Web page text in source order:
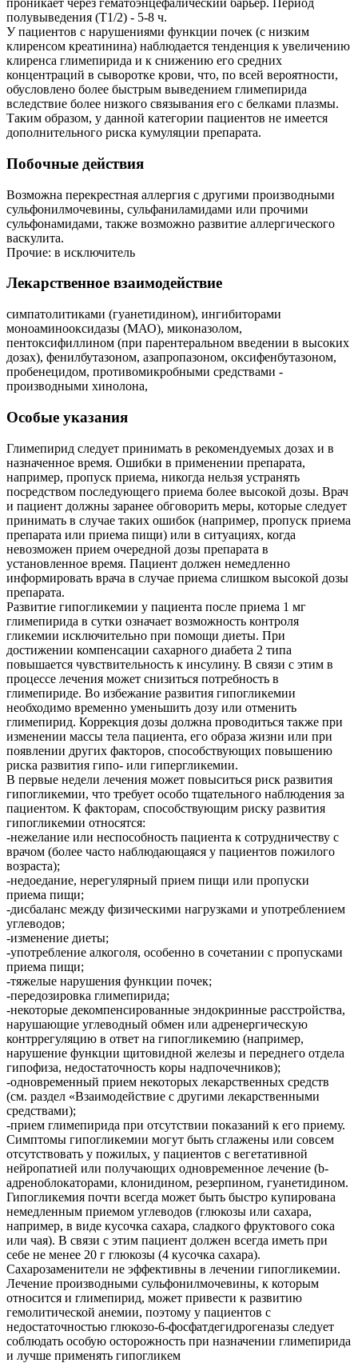
проникает через гематоэнцефалический барьер. Период
полувыведения (Т1/2) - 5-8 ч.
У пациентов с нарушениями функции почек (с низким
клиренсом креатинина) наблюдается тенденция к увеличению
клиренса глимепирида и к снижению его средних
концентраций в сыворотке крови, что, по всей вероятности,
обусловлено более быстрым выведением глимепирида
вследствие более низкого связывания его с белками плазмы.
Таким образом, у данной категории пациентов не имеется
дополнительного риска кумуляции препарата.
Побочные действия
Возможна перекрестная аллергия с другими производными
сульфонилмочевины, сульфаниламидами или прочими
сульфонамидами, также возможно развитие аллергического
васкулита.
Прочие: в исключитель
Лекарственное взаимодействие
симпатолитиками (гуанетидином), ингибиторами
моноаминооксидазы (МАО), миконазолом,
пентоксифиллином (при парентеральном введении в высоких
дозах), фенилбутазоном, азапропазоном, оксифенбутазоном,
пробенецидом, противомикробными средствами -
производными хинолона,
Особые указания
Глимепирид следует принимать в рекомендуемых дозах и в
назначенное время. Ошибки в применении препарата,
например, пропуск приема, никогда нельзя устранять
посредством последующего приема более высокой дозы. Врач
и пациент должны заранее обговорить меры, которые следует
принимать в случае таких ошибок (например, пропуск приема
препарата или приема пищи) или в ситуациях, когда
невозможен прием очередной дозы препарата в
установленное время. Пациент должен немедленно
информировать врача в случае приема слишком высокой дозы
препарата.
Развитие гипогликемии у пациента после приема 1 мг
глимепирида в сутки означает возможность контроля
гликемии исключительно при помощи диеты. При
достижении компенсации сахарного диабета 2 типа
повышается чувствительность к инсулину. В связи с этим в
процессе лечения может снизиться потребность в
глимепириде. Во избежание развития гипогликемии
необходимо временно уменьшить дозу или отменить
глимепирид. Коррекция дозы должна проводиться также при
изменении массы тела пациента, его образа жизни или при
появлении других факторов, способствующих повышению
риска развития гипо- или гипергликемии.
В первые недели лечения может повыситься риск развития
гипогликемии, что требует особо тщательного наблюдения за
пациентом. К факторам, способствующим риску развития
гипогликемии относятся:
-нежелание или неспособность пациента к сотрудничеству с
врачом (более часто наблюдающаяся у пациентов пожилого
возраста);
-недоедание, нерегулярный прием пищи или пропуски
приема пищи;
-дисбаланс между физическими нагрузками и употреблением
углеводов;
-изменение диеты;
-употребление алкоголя, особенно в сочетании с пропусками
приема пищи;
-тяжелые нарушения функции почек;
-передозировка глимепирида;
-некоторые декомпенсированные эндокринные расстройства,
нарушающие углеводный обмен или адренергическую
контррегуляцию в ответ на гипогликемию (например,
нарушение функции щитовидной железы и переднего отдела
гипофиза, недостаточность коры надпочечников);
-одновременный прием некоторых лекарственных средств
(см. раздел «Взаимодействие с другими лекарственными
средствами);
-прием глимепирида при отсутствии показаний к его приему.
Симптомы гипогликемии могут быть сглажены или совсем
отсутствовать у пожилых, у пациентов с вегетативной
нейропатией или получающих одновременное лечение (b-
адреноблокаторами, клонидином, резерпином, гуанетидином.
Гипогликемия почти всегда может быть быстро купирована
немедленным приемом углеводов (глюкозы или сахара,
например, в виде кусочка сахара, сладкого фруктового сока
или чая). В связи с этим пациент должен всегда иметь при
себе не менее 20 г глюкозы (4 кусочка сахара).
Сахарозаменители не эффективны в лечении гипогликемии.
Лечение производными сульфонилмочевины, к которым
относится и глимепирид, может привести к развитию
гемолитической анемии, поэтому у пациентов с
недостаточностью глюкозо-6-фосфатдегидрогеназы следует
соблюдать особую осторожность при назначении глимепирида
и лучше применять гипогликем